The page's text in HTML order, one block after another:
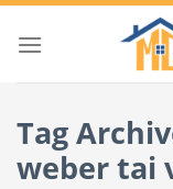
Skip
Tag
weber tai